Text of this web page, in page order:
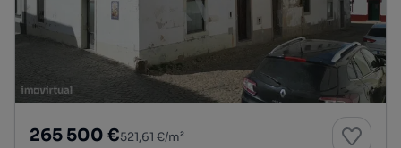
265 500 €521,61 €/m²